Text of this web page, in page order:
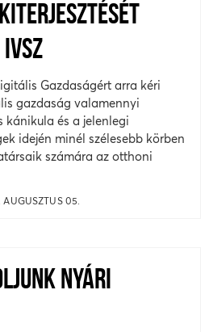
Gazdaságért arra kéri
gazdaság valamennyi
kánikula és a jelenlegi
idején minél szélesebb körben
számára az otthoni
AUGUSZTUS 05.
NYÁRI